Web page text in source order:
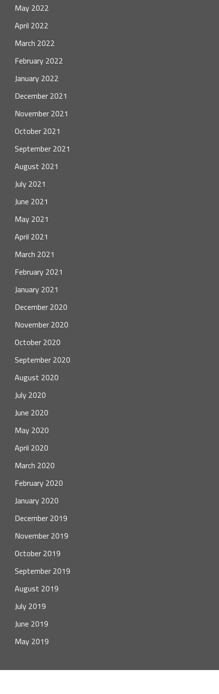
May 2022
April 2022
March 2022
February 2022
January 2022
December 2021
November 2021
October 2021
September 2021
August 2021
July 2021
June 2021
May 2021
April 2021
March 2021
February 2021
January 2021
December 2020
November 2020
October 2020
September 2020
August 2020
July 2020
June 2020
May 2020
April 2020
March 2020
February 2020
January 2020
December 2019
November 2019
October 2019
September 2019
August 2019
July 2019
June 2019
May 2019